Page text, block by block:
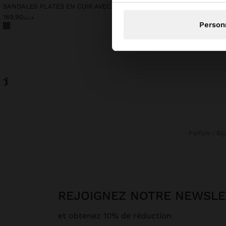
د.ت169,90
REJOIGNEZ NOTRE
et obtenez 10% de réduction